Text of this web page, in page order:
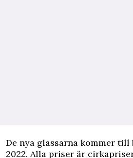
De nya glassarna kommer
2022. Alla priser är